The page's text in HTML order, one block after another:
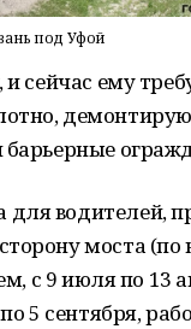
под Уфой
сейчас ему
барьерные
водителей,
моста
с 9 июля по 13
5 сентября,